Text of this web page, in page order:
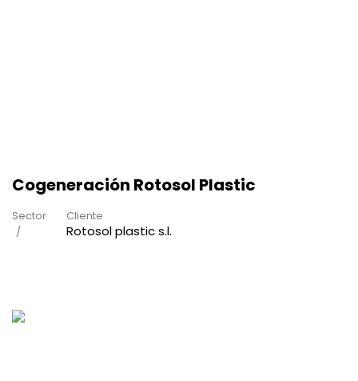
Cogeneración Rotosol Plastic
Sector Cliente
Rotosol plastic s.l.